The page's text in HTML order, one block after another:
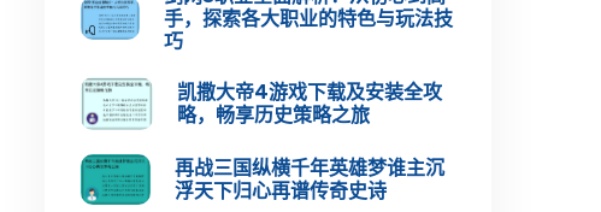
手，探索各大职业的特色与玩法技
巧
凯撒大帝4游戏下载及安装全攻
略，畅享历史策略之旅
再战三国纵横千年英雄梦谁主沉
浮天下归心再谱传奇史诗